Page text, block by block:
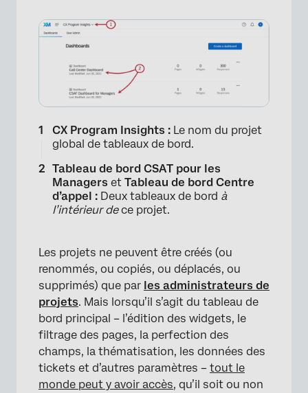
×
CX Program Insights : Le nom du projet
global de tableaux de bord.
Tableau de bord CSAT pour les
Managers et Tableau de bord Centre
d’appel : Deux tableaux de bord à
l’intérieur dece projet.
Les projets ne peuvent être créés (ou
renommés, ou copiés, ou déplacés, ou
supprimés) que par les administrateurs de
projets. Mais lorsqu’il s’agit du tableau de
bord principal – l’édition des widgets, le
filtrage des pages, la perfection des
champs, la thématisation, les données des
tickets et d’autres paramètres – tout le
monde peut y avoir accès, qu’il soit ou non